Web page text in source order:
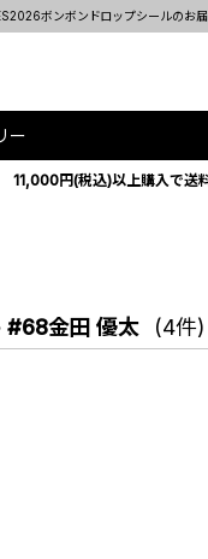
ボンボンドロップシールのお
ー
11,000円(税込)以上購入で送
#68金田 優太 (4件)